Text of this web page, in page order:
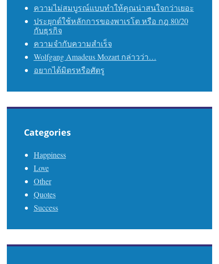
ความไม่สมบูรณ์แบบทำให้คุณน่าสนใจกว่าเยอะ
ประยุกต์ใช้หลักการของพาเรโต หรือ กฎ 80/20
กับธุรกิจ
ความจำกับความสำเร็จ
Wolfgang Amadeus Mozart กล่าวว่า…
อยากได้มิตรหรือศัตรู
Categories
Happiness
Love
Other
Quotes
Success